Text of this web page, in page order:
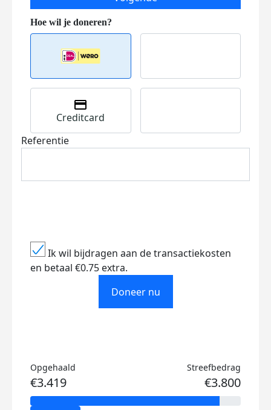
Creditcard
Referentie
Ik wil bijdragen aan de transactiekosten
en betaal €0.75 extra.
Doneer nu
Opgehaald
€3.419
Streefbedrag
€3.800